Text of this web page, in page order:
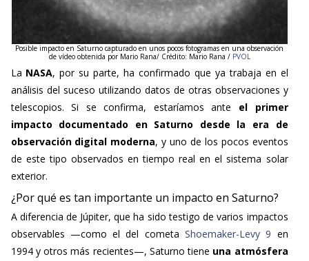
Posible impacto en Saturno capturado en unos pocos fotogramas en una observación
de vídeo obtenida por Mario Rana/ Crédito: Mario Rana / PVOL
La NASA, por su parte, ha confirmado que ya trabaja en el
análisis del suceso utilizando datos de otras observaciones y
telescopios. Si se confirma, estaríamos ante el primer
impacto documentado en Saturno desde la era de
observación digital moderna, y uno de los pocos eventos
de este tipo observados en tiempo real en el sistema solar
exterior.
¿Por qué es tan importante un impacto en Saturno?
A diferencia de Júpiter, que ha sido testigo de varios impactos
observables —como el del cometa Shoemaker-Levy 9 en
1994 y otros más recientes—, Saturno tiene una atmósfera